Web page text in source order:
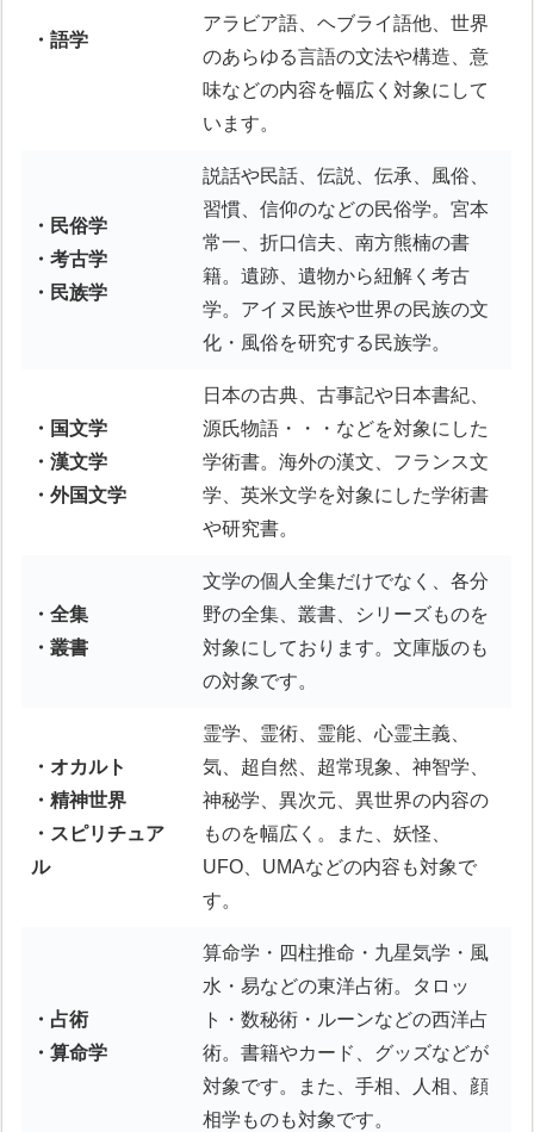
・語学
アラビア語、ヘブライ語他、世界
のあらゆる言語の文法や構造、意
味などの内容を幅広く対象にして
います。
・民俗学
・考古学
・民族学
説話や民話、伝説、伝承、風俗、
習慣、信仰のなどの民俗学。宮本
常一、折口信夫、南方熊楠の書
籍。遺跡、遺物から紐解く考古
学。アイヌ民族や世界の民族の文
化・風俗を研究する民族学。
・国文学
・漢文学
・外国文学
日本の古典、古事記や日本書紀、
源氏物語・・・などを対象にした
学術書。海外の漢文、フランス文
学、英米文学を対象にした学術書
や研究書。
・全集
・叢書
文学の個人全集だけでなく、各分
野の全集、叢書、シリーズものを
対象にしております。文庫版のも
の対象です。
・オカルト
・精神世界
・スピリチュア
ル
霊学、霊術、霊能、心霊主義、
気、超自然、超常現象、神智学、
神秘学、異次元、異世界の内容の
ものを幅広く。また、妖怪、
UFO、UMAなどの内容も対象で
す。
・占術
・算命学
算命学・四柱推命・九星気学・風
水・易などの東洋占術。タロッ
ト・数秘術・ルーンなどの西洋占
術。書籍やカード、グッズなどが
対象です。また、手相、人相、顔
相学ものも対象です。